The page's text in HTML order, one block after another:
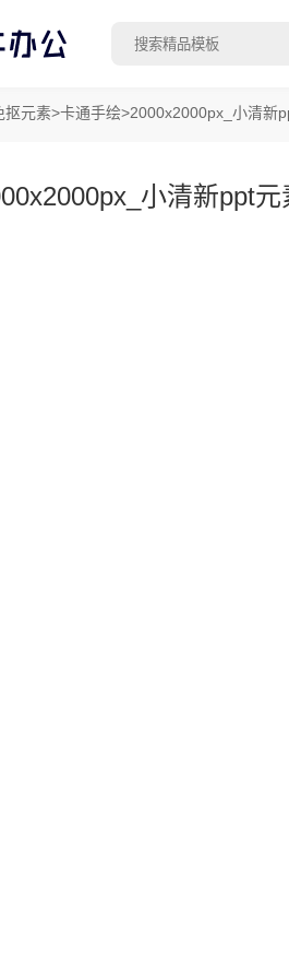
抠元素>卡通手绘>2000x2000px_小清新
小清新ppt